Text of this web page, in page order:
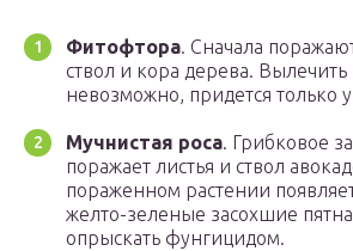
Фитофтора. Сначала
ствол и кора дерева. Вылечить
невозможно, придется только
Мучнистая роса. Грибковое
поражает листья и ствол
пораженном растении
желто-зеленые засохшие
опрыскать фунгицидом.